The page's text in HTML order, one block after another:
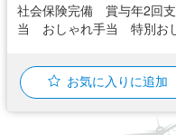
社会保険完備 賞与年2回
当 おしゃれ手当 特別お
お気に入りに追加